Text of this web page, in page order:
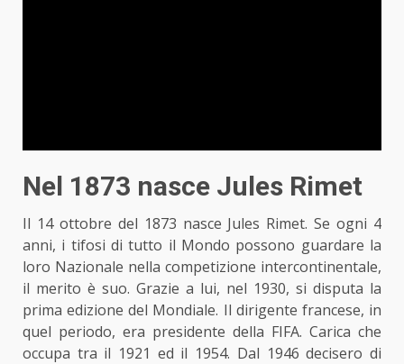
Nel 1873 nasce Jules Rimet
Il 14 ottobre del 1873 nasce Jules Rimet. Se ogni 4
anni, i tifosi di tutto il Mondo possono guardare la
loro Nazionale nella competizione intercontinentale,
il merito è suo. Grazie a lui, nel 1930, si disputa la
prima edizione del Mondiale. Il dirigente francese, in
quel periodo, era presidente della FIFA. Carica che
occupa tra il 1921 ed il 1954. Dal 1946 decisero di